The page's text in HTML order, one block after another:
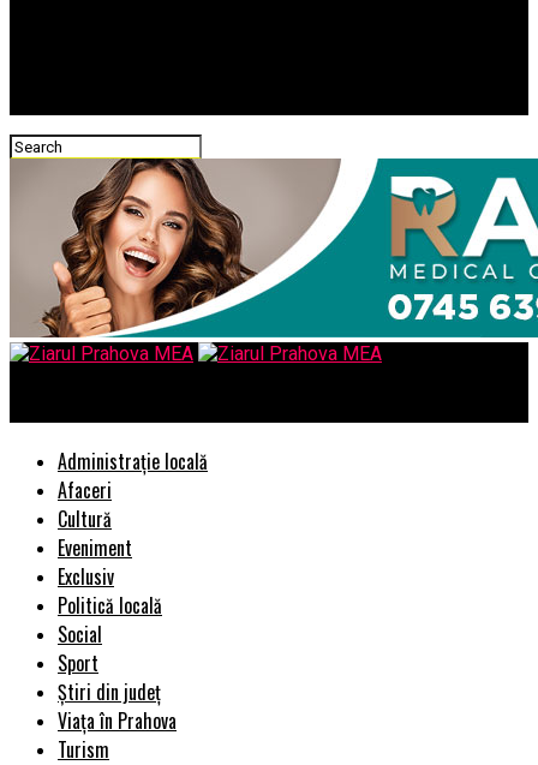
Administrație locală
Afaceri
Cultură
Eveniment
Exclusiv
Politică locală
Social
Sport
Știri din județ
Viața în Prahova
Turism